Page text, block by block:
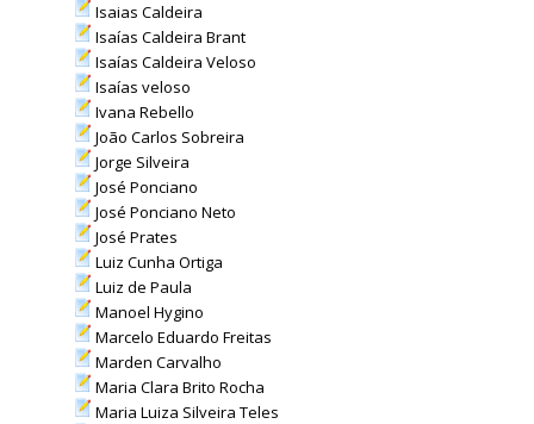
Isaias Caldeira
Isaías Caldeira Brant
Isaías Caldeira Veloso
Isaías veloso
Ivana Rebello
João Carlos Sobreira
Jorge Silveira
José Ponciano
José Ponciano Neto
José Prates
Luiz Cunha Ortiga
Luiz de Paula
Manoel Hygino
Marcelo Eduardo Freitas
Marden Carvalho
Maria Clara Brito Rocha
Maria Luiza Silveira Teles